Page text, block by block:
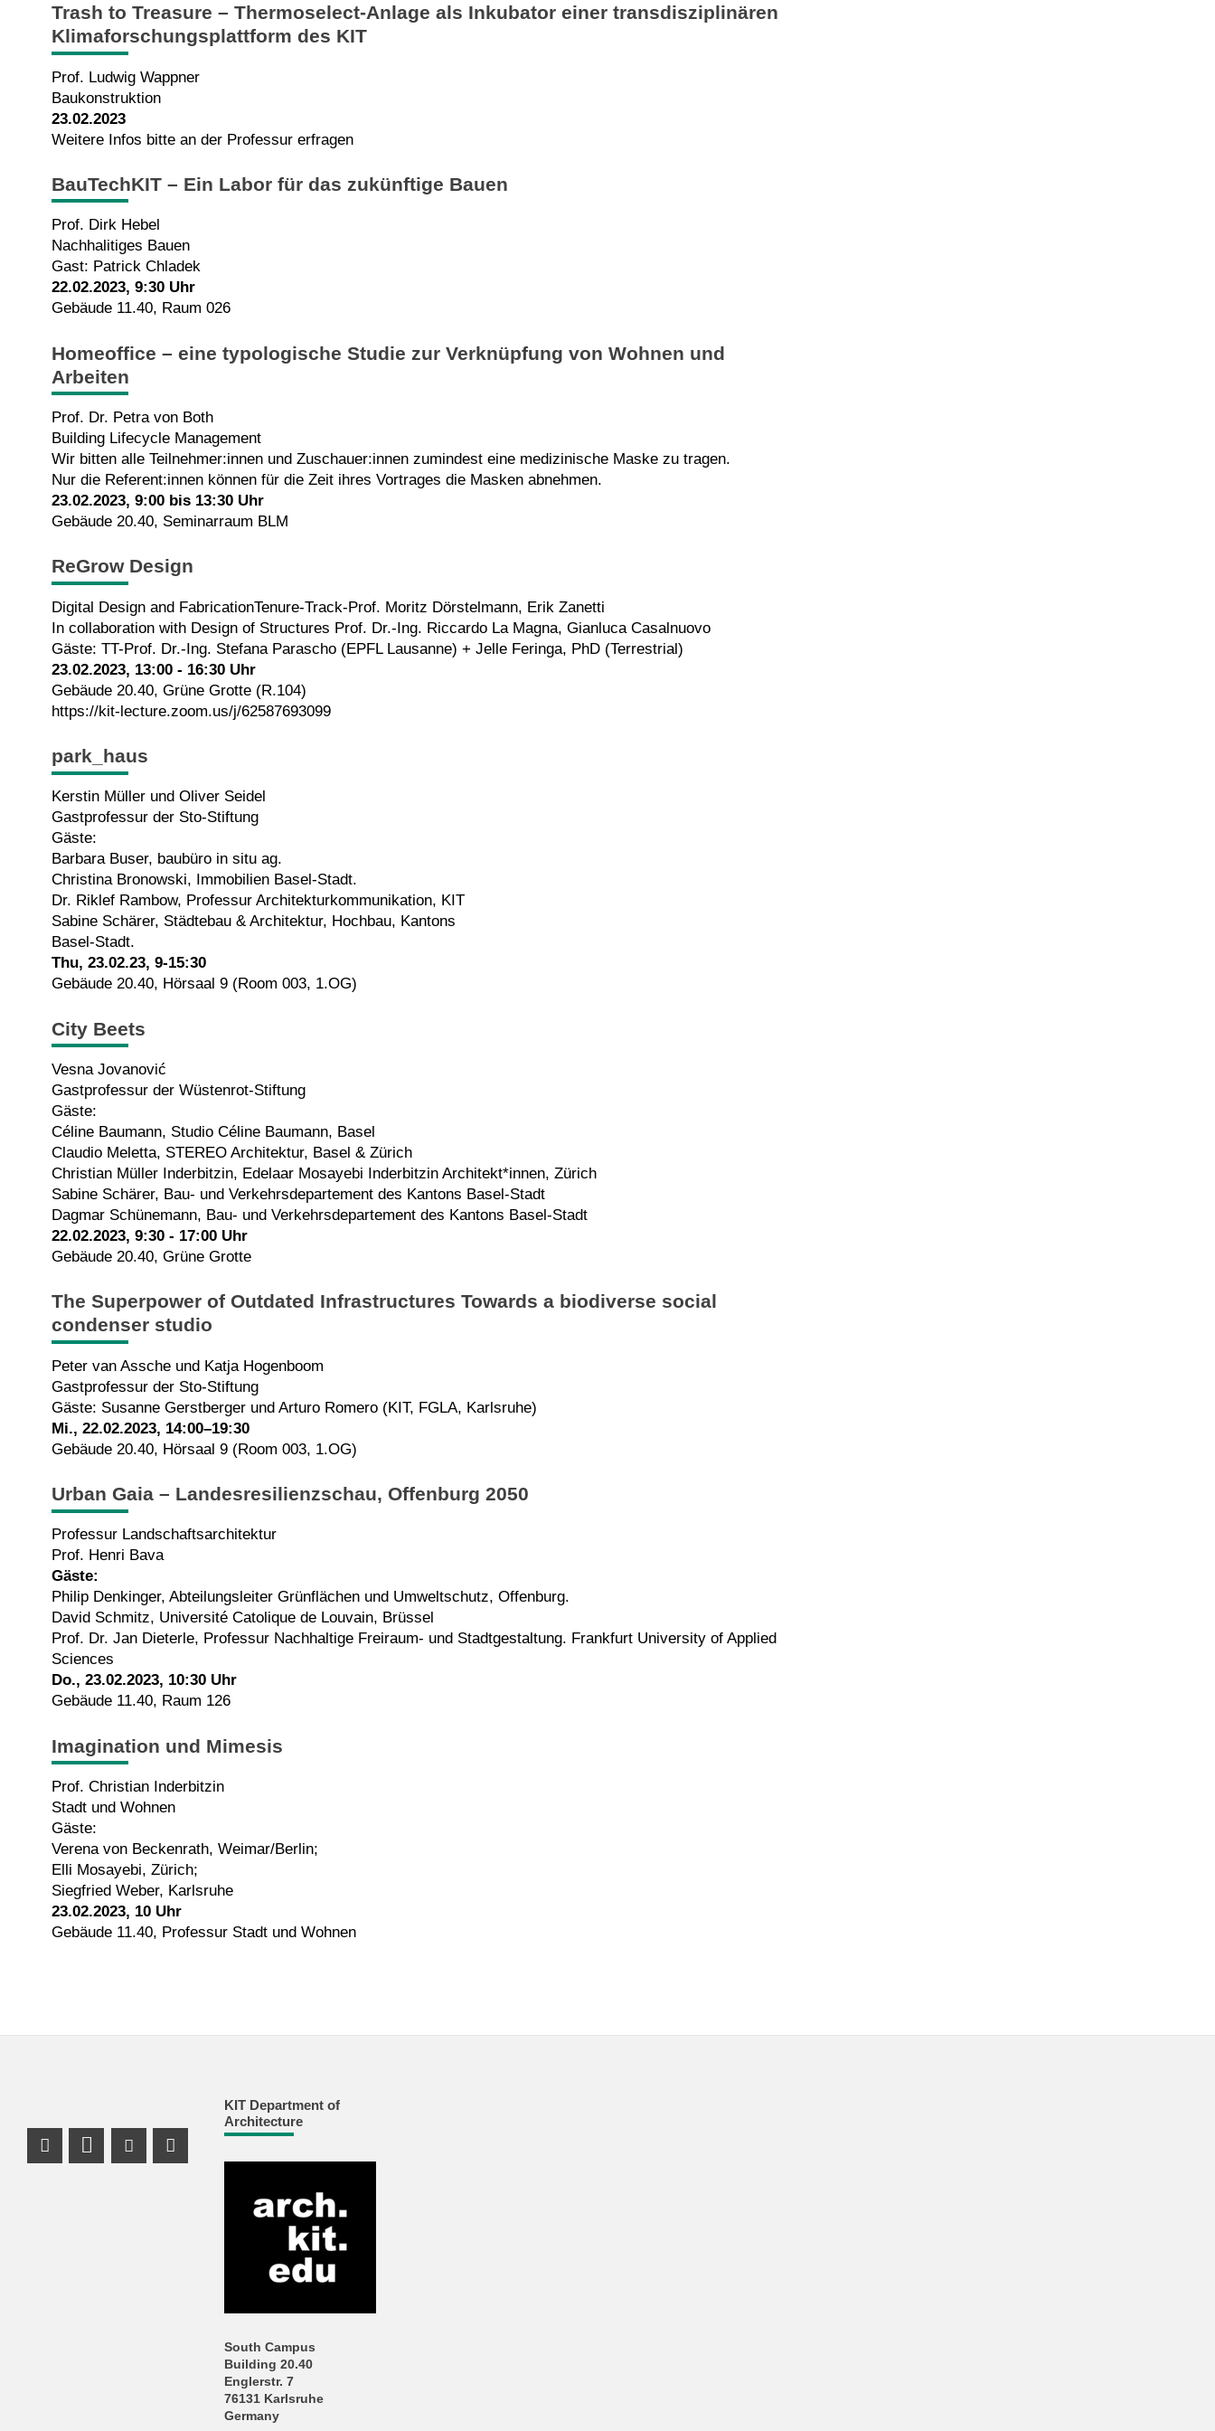
Trash to Treasure – Thermoselect-Anlage als Inkubator einer transdisziplinären
Klimaforschungsplattform des KIT
Prof. Ludwig Wappner
Baukonstruktion
23.02.2023
Weitere Infos bitte an der Professur erfragen
BauTechKIT – Ein Labor für das zukünftige Bauen
Prof. Dirk Hebel
Nachhalitiges Bauen
Gast: Patrick Chladek
22.02.2023, 9:30 Uhr
Gebäude 11.40, Raum 026
Homeoffice – eine typologische Studie zur Verknüpfung von Wohnen und
Arbeiten
Prof. Dr. Petra von Both
Building Lifecycle Management
Wir bitten alle Teilnehmer:innen und Zuschauer:innen zumindest eine medizinische Maske zu tragen.
Nur die Referent:innen können für die Zeit ihres Vortrages die Masken abnehmen.
23.02.2023, 9:00 bis 13:30 Uhr
Gebäude 20.40, Seminarraum BLM
ReGrow Design
Digital Design and FabricationTenure-Track-Prof. Moritz Dörstelmann, Erik Zanetti
In collaboration with Design of Structures Prof. Dr.-Ing. Riccardo La Magna, Gianluca Casalnuovo
Gäste: TT-Prof. Dr.-Ing. Stefana Parascho (EPFL Lausanne) + Jelle Feringa, PhD (Terrestrial)
23.02.2023, 13:00 - 16:30 Uhr
Gebäude 20.40, Grüne Grotte (R.104)
https://kit-lecture.zoom.us/j/62587693099
park_haus
Kerstin Müller und Oliver Seidel
Gastprofessur der Sto-Stiftung
Gäste:
Barbara Buser, baubüro in situ ag.
Christina Bronowski, Immobilien Basel-Stadt.
Dr. Riklef Rambow, Professur Architekturkommunikation, KIT
Sabine Schärer, Städtebau & Architektur, Hochbau, Kantons
Basel-Stadt.
Thu, 23.02.23, 9-15:30
Gebäude 20.40, Hörsaal 9 (Room 003, 1.OG)
City Beets
Vesna Jovanović
Gastprofessur der Wüstenrot-Stiftung
Gäste:
Céline Baumann, Studio Céline Baumann, Basel
Claudio Meletta, STEREO Architektur, Basel & Zürich
Christian Müller Inderbitzin, Edelaar Mosayebi Inderbitzin Architekt*innen, Zürich
Sabine Schärer, Bau- und Verkehrsdepartement des Kantons Basel-Stadt
Dagmar Schünemann, Bau- und Verkehrsdepartement des Kantons Basel-Stadt
22.02.2023, 9:30 - 17:00 Uhr
Gebäude 20.40, Grüne Grotte
The Superpower of Outdated Infrastructures Towards a biodiverse social
condenser studio
Peter van Assche und Katja Hogenboom
Gastprofessur der Sto-Stiftung
Gäste: Susanne Gerstberger und Arturo Romero (KIT, FGLA, Karlsruhe)
Mi., 22.02.2023, 14:00–19:30
Gebäude 20.40, Hörsaal 9 (Room 003, 1.OG)
Urban Gaia – Landesresilienzschau, Offenburg 2050
Professur Landschaftsarchitektur
Prof. Henri Bava
Gäste:
Philip Denkinger, Abteilungsleiter Grünflächen und Umweltschutz, Offenburg.
David Schmitz, Université Catolique de Louvain, Brüssel
Prof. Dr. Jan Dieterle, Professur Nachhaltige Freiraum- und Stadtgestaltung. Frankfurt University of Applied
Sciences
Do., 23.02.2023, 10:30 Uhr
Gebäude 11.40, Raum 126
Imagination und Mimesis
Prof. Christian Inderbitzin
Stadt und Wohnen
Gäste:
Verena von Beckenrath, Weimar/Berlin;
Elli Mosayebi, Zürich;
Siegfried Weber, Karlsruhe
23.02.2023, 10 Uhr
Gebäude 11.40, Professur Stadt und Wohnen
KIT Department of
Architecture
South Campus
Building 20.40
Englerstr. 7
76131 Karlsruhe
Germany
Instagram Profile
LinkedIn Profile
Youtube Profile
Facebook Profile